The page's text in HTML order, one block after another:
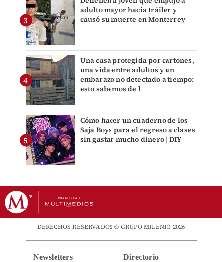
adulto mayor hacia tráiler y
causó su muerte en Monterrey
Una casa protegida por cartones,
una vida entre adultos y un
embarazo no detectado a tiempo:
esto sabemos de l
Cómo hacer un cuaderno de los
Saja Boys para el regreso a clases
sin gastar mucho dinero | DIY
DERECHOS RESERVADOS © GRUPO MILENIO 2026
Newsletters Directorio